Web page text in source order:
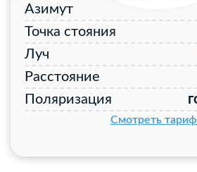
Азимут
Точка стояния
Луч
Расстояние
Поляризация
Смотреть